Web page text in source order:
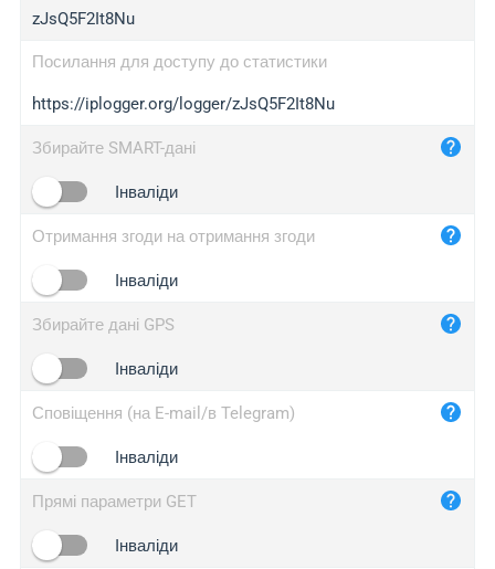
ed.tc
iplogger.com
maper.info
2no.co
yip.su
iplogger.info
zJsQ5F2It8Nu
Посилання для доступу до статистики
https://iplogger.org/logger/zJsQ5F2It8Nu
Збирайте SMART-дані
Інваліди
Отримання згоди на отримання згоди
Інваліди
Збирайте дані GPS
Інваліди
Сповіщення (на E-mail/в Telegram)
Інваліди
Прямі параметри GET
Інваліди